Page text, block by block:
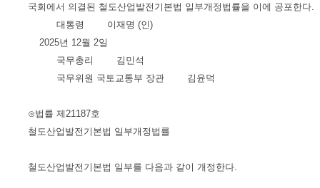
국회에서 의결된 철도산업발전기본법 일부개정법률을 이에 공포한다.
대통령 이재명 (인)
2025년 12월 2일
국무총리 김민석
국무위원 국토교통부 장관 김윤덕
⊙법률 제21187호
철도산업발전기본법 일부개정법률
철도산업발전기본법 일부를 다음과 같이 개정한다.